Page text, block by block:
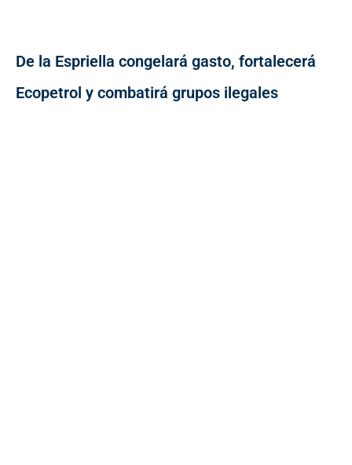
De la Espriella congelará gasto, fortalecerá
Ecopetrol y combatirá grupos ilegales